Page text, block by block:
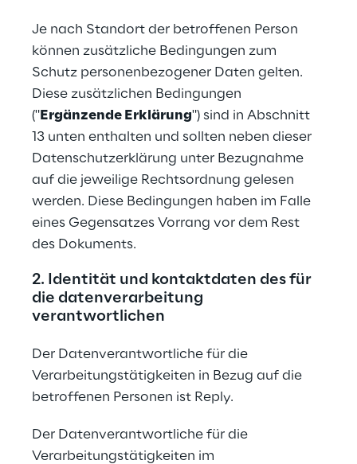
Je nach Standort der betroffenen Person
können zusätzliche Bedingungen zum
Schutz personenbezogener Daten gelten.
Diese zusätzlichen Bedingungen
(" Ergänzende Erklärung") sind in Abschnitt
13 unten enthalten und sollten neben dieser
Datenschutzerklärung unter Bezugnahme
auf die jeweilige Rechtsordnung gelesen
werden. Diese Bedingungen haben im Falle
eines Gegensatzes Vorrang vor dem Rest
des Dokuments.
2. Identität und kontaktdaten des für
die datenverarbeitung
verantwortlichen
Der Datenverantwortliche für die
Verarbeitungstätigkeiten in Bezug auf die
betroffenen Personen ist Reply.
Der Datenverantwortliche für die
Verarbeitungstätigkeiten im